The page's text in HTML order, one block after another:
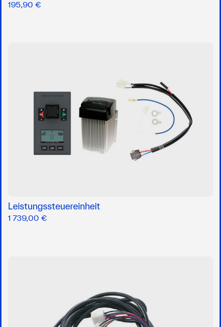
195,90 €
Leistungssteuereinheit
1 739,00 €